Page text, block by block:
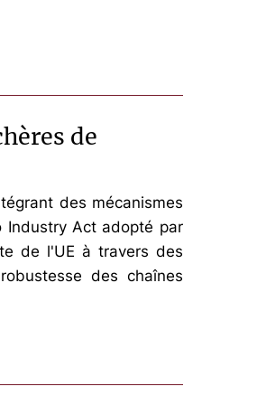
de
des mécanismes
Industry Act adopté par
de l'UE à travers des
des chaînes